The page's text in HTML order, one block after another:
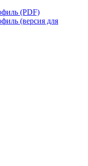
(PDF)
(версия для